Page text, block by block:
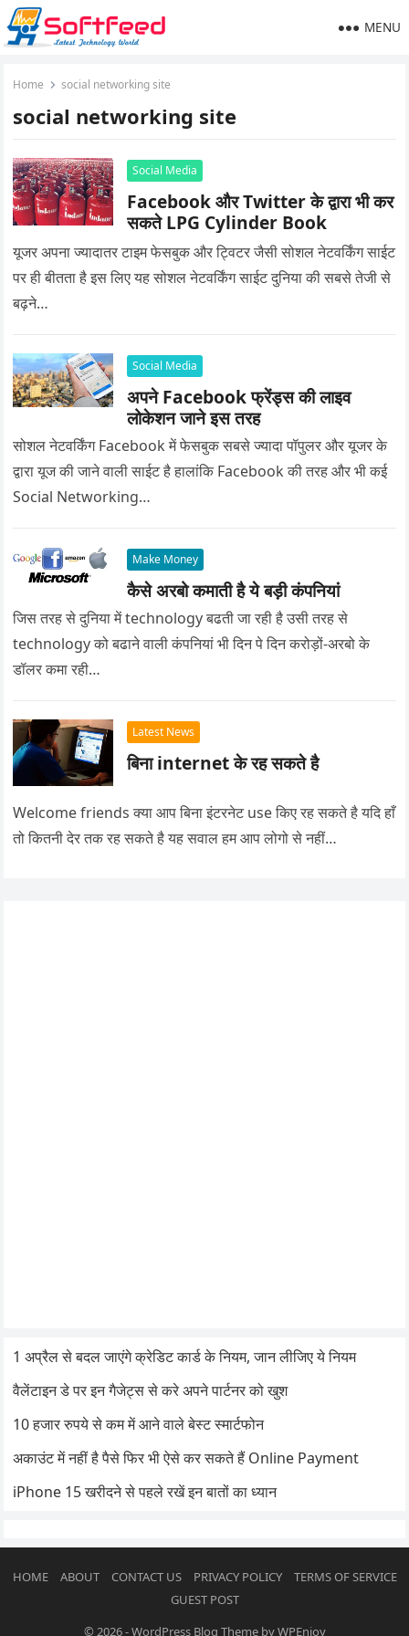
MENU
Home social networking site
social networking site
Social Media
Facebook और Twitter के द्वारा भी कर
सकते LPG Cylinder Book
यूजर अपना ज्यादातर टाइम फेसबुक और ट्विटर जैसी सोशल नेटवर्किंग साईट
पर ही बीतता है इस लिए यह सोशल नेटवर्किंग साईट दुनिया की सबसे तेजी से
बढ़ने…
Social Media
अपने Facebook फ्रेंड्स की लाइव
लोकेशन जाने इस तरह
सोशल नेटवर्किंग Facebook में फेसबुक सबसे ज्यादा पॉपुलर और यूजर के
द्वारा यूज की जाने वाली साईट है हालांकि Facebook की तरह और भी कई
Social Networking…
Make Money
कैसे अरबो कमाती है ये बड़ी कंपनियां
जिस तरह से दुनिया में technology बढती जा रही है उसी तरह से
technology को बढाने वाली कंपनियां भी दिन पे दिन करोड़ों-अरबो के
डॉलर कमा रही…
Latest News
बिना internet के रह सकते है
Welcome friends क्या आप बिना इंटरनेट use किए रह सकते है यदि हाँ
तो कितनी देर तक रह सकते है यह सवाल हम आप लोगो से नहीं…
1 अप्रैल से बदल जाएंगे क्रेडिट कार्ड के नियम, जान लीजिए ये नियम
वैलेंटाइन डे पर इन गैजेट्स से करे अपने पार्टनर को खुश
10 हजार रुपये से कम में आने वाले बेस्ट स्मार्टफोन
अकाउंट में नहीं है पैसे फिर भी ऐसे कर सकते हैं Online Payment
iPhone 15 खरीदने से पहले रखें इन बातों का ध्यान
HOME ABOUT CONTACT US PRIVACY POLICY
TERMS OF SERVICE
GUEST POST
© 2026-WordPress Blog ThemebyWPEnjoy